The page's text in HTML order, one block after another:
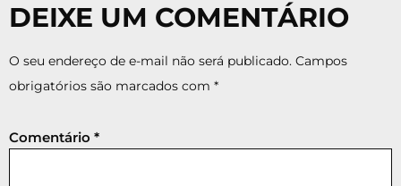
DEIXE UM COMENTÁRIO
O seu endereço de e-mail não será publicado. Campos
obrigatórios são marcados com *
Comentário *